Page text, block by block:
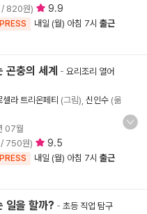
/ 820원) 9.9
내일 (월) 아침 7시 출근
곤충의 세계 - 요리조리 열어
셀라 트리온페티 (그림), 신인수 (옮
07월
/ 750원) 9.5
내일 (월) 아침 7시 출근
일을 할까? - 초등 직업 탐구